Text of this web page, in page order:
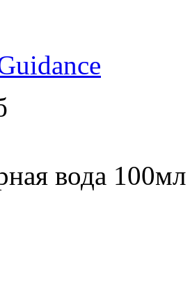
вода 100мл